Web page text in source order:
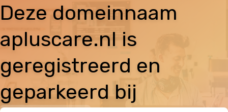
Deze domeinnaam
apluscare.nl is
geregistreerd en
geparkeerd bij